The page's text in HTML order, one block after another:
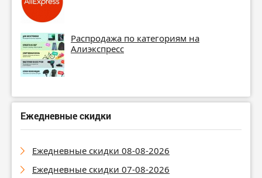
Распродажа по категориям на
Алиэкспресс
Ежедневные скидки
Ежедневные скидки 08-08-2026
Ежедневные скидки 07-08-2026